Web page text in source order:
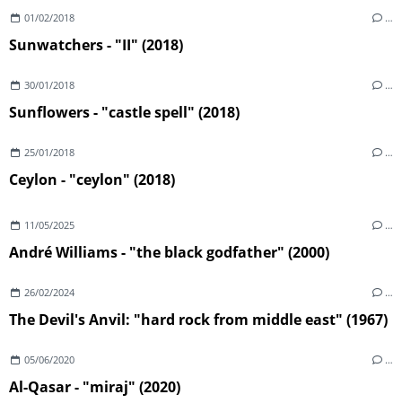
01/02/2018 …
Sunwatchers - "II" (2018)
30/01/2018 …
Sunflowers - "castle spell" (2018)
25/01/2018 …
Ceylon - "ceylon" (2018)
11/05/2025 …
André Williams - "the black godfather" (2000)
26/02/2024 …
The Devil's Anvil: "hard rock from middle east" (1967)
05/06/2020 …
Al-Qasar - "miraj" (2020)